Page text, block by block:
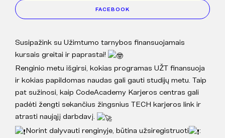
FACEBOOK
Susipažink su Užimtumo tarnybos finansuojamais
kursais greitai ir paprastai!
Renginio metu išgirsi, kokias programas UŽT finansuoja
ir kokias papildomas naudas gali gauti studijų metu. Taip
pat sužinosi, kaip CodeAcademy Karjeros centras gali
padėti žengti sekančius žingsnius TECH karjeros link ir
atrasti naująjį darbdavį.
Norint dalyvauti renginyje, būtina užsiregistruoti
: